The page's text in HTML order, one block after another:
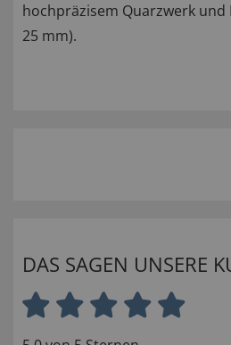
hochpräzisem Quarzwerk und
25 mm).
DAS SAGEN UNSERE